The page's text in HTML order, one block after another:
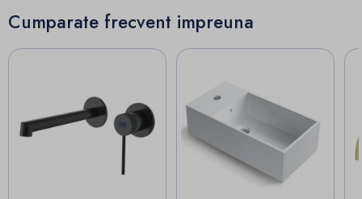
Cumparate frecvent impreuna